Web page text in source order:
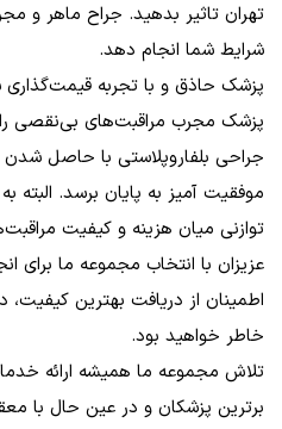
تهران تاثیر بدهید. جراح ماهر و
شرایط شما انجام دهد.
پزشک حاذق و با تجربه
پزشک مجرب مراقبت‌های بی‌نقصی را
جراحی بلفاروپلاستی با حاصل
موفقیت آمیز به پایان برسد. البته
توازنی میان هزینه و کیفیت
عزیزان با انتخاب مجموعه ما برای
اطمینان از دریافت بهترین کیفیت،
خاطر خواهید بود.
تلاش مجموعه ما همیشه ارائه
برترین پزشکان و در عین حال با